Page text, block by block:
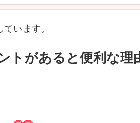
います。
トがあると便利な理